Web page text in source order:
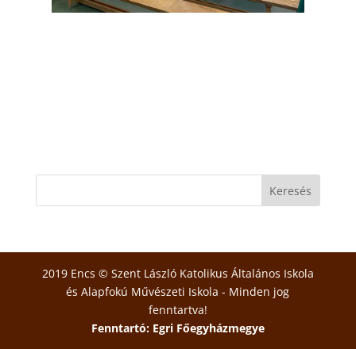
2019 Encs © Szent László Katolikus Általános Iskola
és Alapfokú Művészeti Iskola - Minden jog
fenntartva!
Fenntartó: Egri Főegyházmegye